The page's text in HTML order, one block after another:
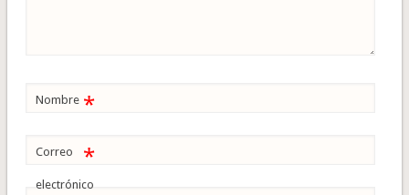
Nombre *
Correo
electrónico
*